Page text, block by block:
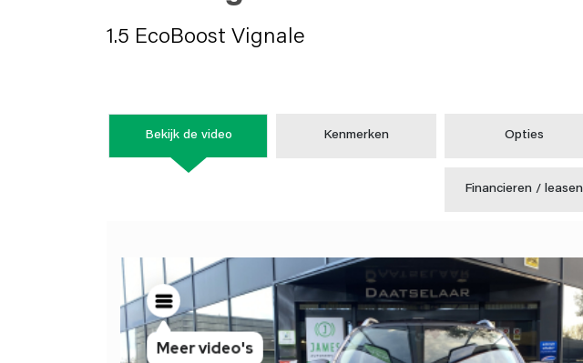
1.5 EcoBoost Vignale
Bekijk de video Kenmerken Opties
Financieren / leasen